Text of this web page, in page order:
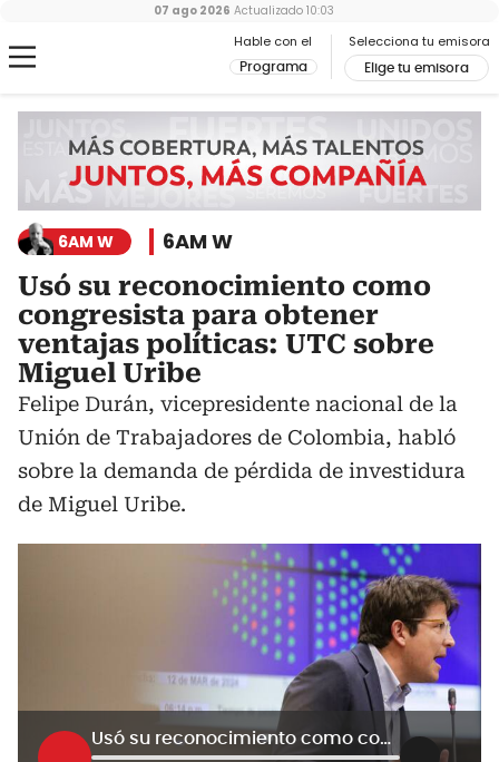
Hable con el
Programa
Selecciona tu emisora
Elige tu emisora
07 ago 2026 Actualizado 10:03
6AM W 6AM W
Usó su reconocimiento como
congresista para obtener
ventajas políticas: UTC sobre
Miguel Uribe
Felipe Durán, vicepresidente nacional de la
Unión de Trabajadores de Colombia, habló
sobre la demanda de pérdida de investidura
de Miguel Uribe.
Usó su reconocimiento como congresista para obtener ventajas políticas: UTC sobre Miguel Uribe